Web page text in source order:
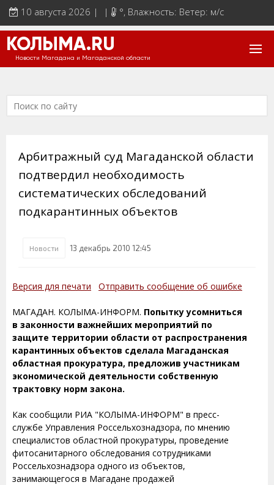
10 августа 2026 | | °, Влажность: Ветер: м/с
КОЛЫМА.RU
Новости Магадана и Магаданской области
Арбитражный суд Магаданской области
подтвердил необходимость
систематических обследований
подкарантинных объектов
Новости 13 декабрь 2010 12:45
Версия для печати Отправить сообщение об ошибке
МАГАДАН. КОЛЫМА-ИНФОРМ. Попытку усомниться
в законности важнейших мероприятий по
защите территории области от распространения
карантинных объектов сделала Магаданская
областная прокуратура, предложив участникам
экономической деятельности собственную
трактовку норм закона.
Как сообщили РИА "КОЛЫМА-ИНФОРМ" в пресс-
службе Управления Россельхознадзора, по мнению
специалистов областной прокуратуры, проведение
фитосанитарного обследования сотрудниками
Россельхознадзора одного из объектов,
занимающегося в Магадане продажей